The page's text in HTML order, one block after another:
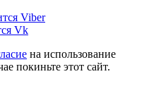
на использование
покиньте этот сайт.